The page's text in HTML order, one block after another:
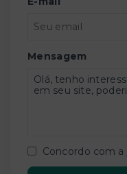
Mensagem
Concordo com a